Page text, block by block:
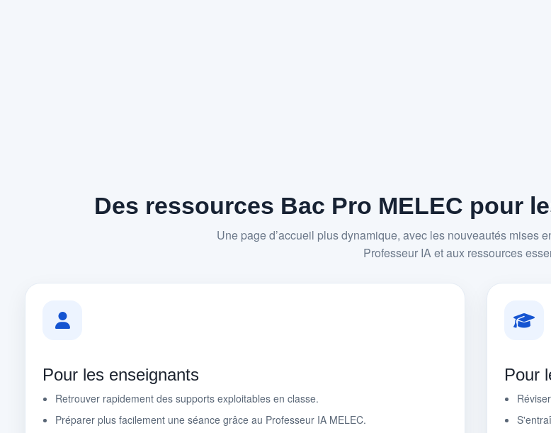
Des ressources Bac Pro MELEC pour
Une page d’accueil plus dynamique, avec les nouveautés mises
Professeur IA et aux ressources
Pour les enseignants
Retrouver rapidement des supports exploitables en classe.
Préparer plus facilement une séance grâce au Professeur IA MELEC.
Pour